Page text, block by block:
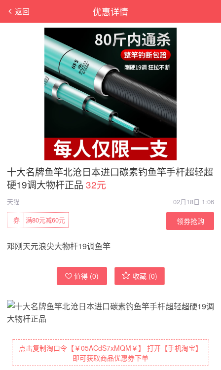
优惠详情
返回
十大名牌鱼竿北沧日本进口碳素钓鱼竿手杆超轻超
硬19调大物杆正品 32元
天猫
02月18日 1:06
满80元减60元
券 领券抢购
邓刚天元浪尖大物杆19调鱼竿
值得 (0) 收藏 (0)
点击复制淘口令【￥05ACdS7xMQM￥】 打开【手机淘宝】
即可获取商品优惠券下单